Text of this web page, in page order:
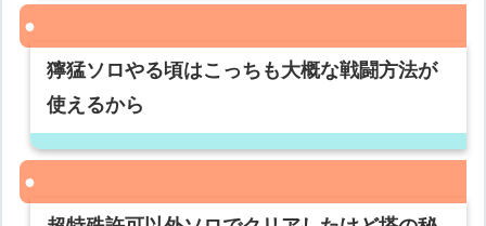
獰猛ソロやる頃はこっちも大概な戦闘方法が
使えるから